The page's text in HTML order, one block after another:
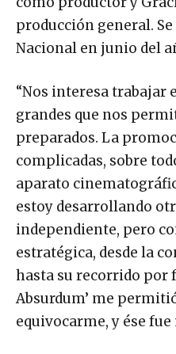
producción general.
Nacional en junio del
“Nos interesa trabajar
grandes que nos
preparados. La
complicadas, sobre
aparato
estoy desarrollando
independiente, pero
estratégica, desde la
hasta su recorrido por
Absurdum’ me
equivocarme, y ése